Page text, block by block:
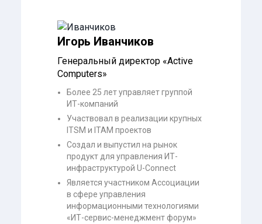
Игорь Иванчиков
Генеральный директор «Active
Computers»
Более 25 лет управляет группой
ИТ-компаний
Участвовал в реализации крупных
ITSM и ITAM проектов
Создал и выпустил на рынок
продукт для управления ИТ-
инфраструктурой U-Connect
Является участником Ассоциации
в сфере управления
информационными технологиями
«ИТ-сервис-менеджмент форум»